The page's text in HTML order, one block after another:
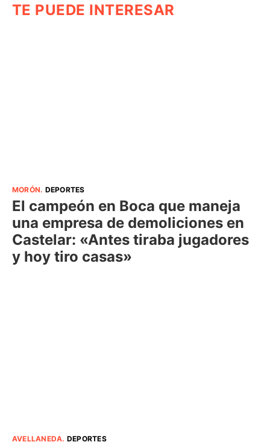
TE PUEDE INTERESAR
MORÓN. DEPORTES
El campeón en Boca que maneja
una empresa de demoliciones en
Castelar: «Antes tiraba jugadores
y hoy tiro casas»
AVELLANEDA. DEPORTES